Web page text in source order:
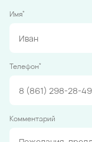
Имя*
Телефон*
Комментарий